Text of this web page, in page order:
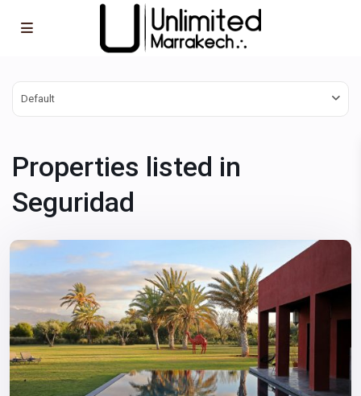
Default
Properties listed in
Seguridad